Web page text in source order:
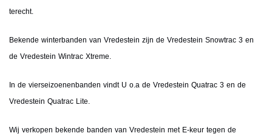
terecht.
Bekende winterbanden van Vredestein zijn de Vredestein Snowtrac 3 en
de Vredestein Wintrac Xtreme.
In de vierseizoenenbanden vindt U o.a de Vredestein Quatrac 3 en de
Vredestein Quatrac Lite.
Wij verkopen bekende banden van Vredestein met E-keur tegen de